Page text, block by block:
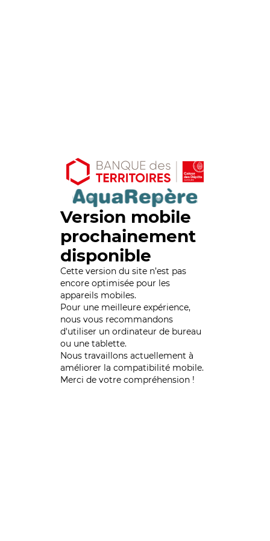
Version mobile
prochainement
disponible
Cette version du site n’est pas
encore optimisée pour les
appareils mobiles.
Pour une meilleure expérience,
nous vous recommandons
d'utiliser un ordinateur de bureau
ou une tablette.
Nous travaillons actuellement à
améliorer la compatibilité mobile.
Merci de votre compréhension !